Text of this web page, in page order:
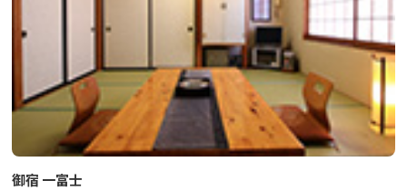
御宿 一富士